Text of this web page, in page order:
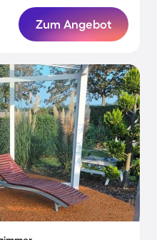
Zum Angebot